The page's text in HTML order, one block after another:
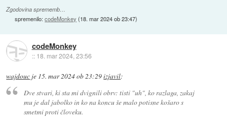
Zgodovina sprememb…
spremenilo:codeMonkey (18. mar 2024 ob 23:47)
codeMonkey
:: 18. mar 2024, 23:56
wajdouc je 15. mar 2024 ob 23:29izjavil:
Dve stvari, ki sta mi dvignili obrv: tisti "uh", ko razlaga, zakaj
mu je dal jabolko in ko na koncu še malo potisne košaro s
smetmi proti človeku.